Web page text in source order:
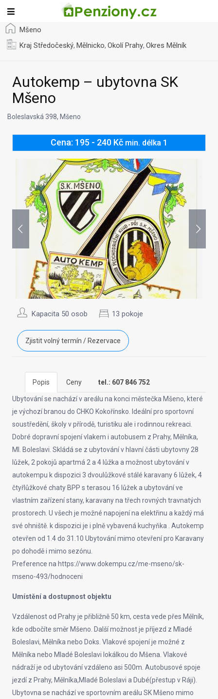
Mšeno
Kraj Středočeský, Mělnicko, Okolí Prahy, Okres Mělník
Autokemp – ubytovna SK
Mšeno
Boleslavská 398, Mšeno
Cena: 195 - 240 Kč min. délka 1
Kapacita 50 osob 13 pokoje
Zjistit volný termín / Rezervace
Popis Ceny tel.: 607 846 752
Ubytování se nachází v areálu na konci městečka Mšeno, které
je výchozí branou do CHKO Kokořínsko. Ideální pro sportovní
soustředění, školy v přírodě, turistiku ale i rodinnou rekreaci.
Dobré dopravní spojení vlakem i autobusem z Prahy, Mělníka,
Ml. Boleslavi. Skládá se z ubytování v hlavní části ubytovny 28
lůžek, 2 pokojů apartmá 2 a 4 lůžka a možnost ubytování v
autokempu k dispozici 3 dvoulůžkové stálé karavany 6 lůžek, 4
čtyřlůžkové chaty BPP s terasou 16 lůžek a ubytování ve
vlastním zařízení stany, karavany na třech rovných travnatých
prostorech. U všech je možné napojení na elektřinu a každý má
své ohniště. k dispozici je i plně vybavená kuchyňka . Autokemp
otevřen od 1.4 do 31.10 Ubytování mimo otevření pro Karavany
po dohodě i mimo sezónu.
Preference na https://www.dokempu.cz/me-mseno/sk-
mseno-493/hodnoceni
Umístění a dostupnost objektu
Vzdálenost od Prahy je přibližně 50 km, cesta vede přes Mělník,
kde odbočíte směr Mšeno. Další možnost je příjezd z Mladé
Boleslavi, Mělníka nebo Doks. Vlakové spojení je možné z
Mělníka nebo Mladé Boleslavi lokálkou do Mšena. Vlakové
nádraží je od ubytování vzdáleno asi 500m. Autobusové spoje
jezdí z Prahy, Mělníka,Mladé Boleslavi a Dubé(přestup v Ráji).
Ubytovna se nachází ve sportovním areálu SK Mšeno mimo